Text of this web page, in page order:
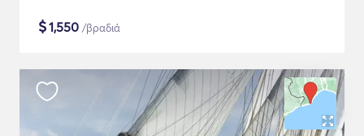
$1,550 /βραδιά